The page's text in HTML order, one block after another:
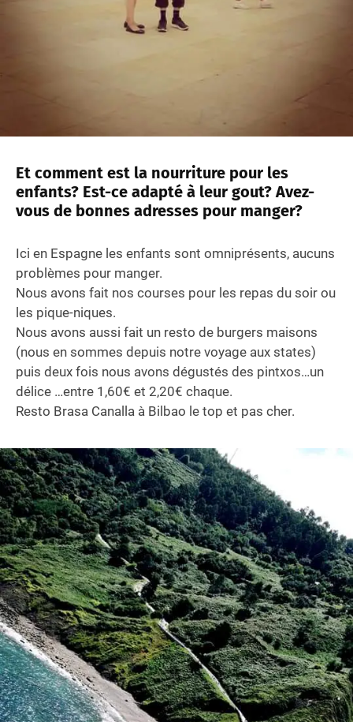
Et comment est la nourriture pour les
enfants? Est-ce adapté à leur gout? Avez-
vous de bonnes adresses pour manger?
Ici en Espagne les enfants sont omniprésents, aucuns
problèmes pour manger.
Nous avons fait nos courses pour les repas du soir ou
les pique-niques.
Nous avons aussi fait un resto de burgers maisons
(nous en sommes depuis notre voyage aux states)
puis deux fois nous avons dégustés des pintxos…un
délice …entre 1,60€ et 2,20€ chaque.
Resto Brasa Canalla à Bilbao le top et pas cher.